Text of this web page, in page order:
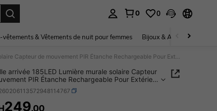
0 0
vêtements & Vêtements de nuit pour femmes Bijoux & Accessoires pour
Nouvelle arrivée 185LED Lumière murale solaire Capteur de mouvement PIR Étanche Rechargeable Pour Extérieur Cour Couloir Villa
arrivée 185LED Lumière murale solaire Capteur
PIR Étanche Rechargeable Pour Extérieur
Villa
249.00